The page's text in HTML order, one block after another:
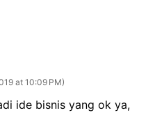
at 10:09 PM
ide bisnis yang ok ya,